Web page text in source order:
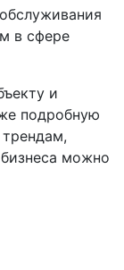
в сфере
и
подробную
можно